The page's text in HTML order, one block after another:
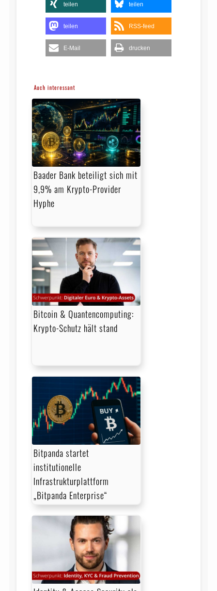
teilen teilen
teilen RSS-feed
E-Mail drucken
Auch interessant
Baader Bank beteiligt sich mit
9,9% am Krypto-Provider
Hyphe
Bitcoin & Quantencomputing:
Krypto-Schutz hält stand
Bitpanda startet
institutionelle
Infrastrukturplattform
„Bitpanda Enterprise“